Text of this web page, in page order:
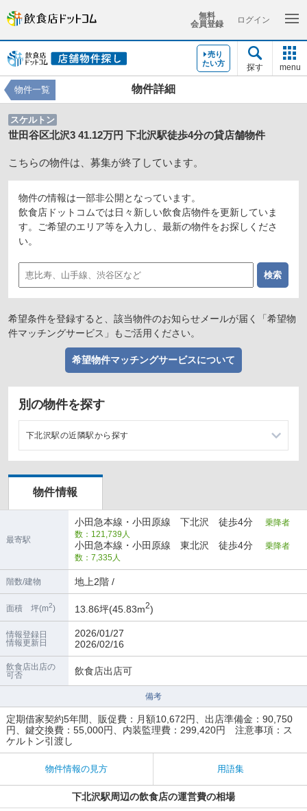
無料
会員登録
ログイン
売り
たい方
探す menu
物件詳細
物件一覧
スケルトン
世田谷区北沢3 41.12万円 下北沢駅徒歩4分の貸店舗物件
こちらの物件は、募集が終了しています。
物件の情報は一部非公開となっています。
飲食店ドットコムでは日々新しい飲食店物件を更新していま
す。ご希望のエリア等を入力し、最新の物件をお探しくださ
い。
希望条件を登録すると、該当物件のお知らせメールが届く「希望物
件マッチングサービス」もご活用ください。
希望物件マッチングサービスについて
別の物件を探す
下北沢駅の近隣駅から探す
池ノ上駅の店舗物件・貸店舗・テナント一覧
梅ヶ丘駅の店舗物件・貸店舗・テナント一覧
代々木上原駅の店舗物件・貸店舗・テナント一覧
物件情報
最寄駅
小田急本線・小田原線 下北沢 徒歩4分 乗降者
数：121,739人
小田急本線・小田原線 東北沢 徒歩4分 乗降者
数：7,335人
階数/建物 地上2階 /
面積 坪(m2) 13.86坪(45.83m2)
情報登録日
情報更新日
2026/01/27
2026/02/16
飲食店出店の
可否
飲食店出店可
備考
定期借家契約5年間、販促費：月額10,672円、出店準備金：90,750
円、鍵交換費：55,000円、内装監理費：299,420円 注意事項：ス
ケルトン引渡し
物件情報の見方 用語集
下北沢駅周辺の飲食店の運営費の相場